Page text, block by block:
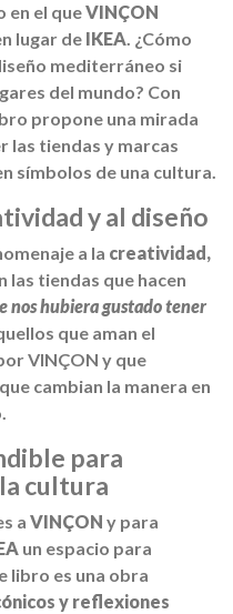
en el queVINÇON
lugar de IKEA. ¿Cómo
mediterráneo si
del mundo? Con
propone una mirada
las tiendas y marcas
símbolos de una cultura.
y al diseño
a la creatividad,
las tiendas que hacen
nos hubiera gustado tener
que aman el
VINÇON y que
cambian la manera en
para
cultura
a VINÇON y para
un espacio para
libro es una obra
y reflexiones